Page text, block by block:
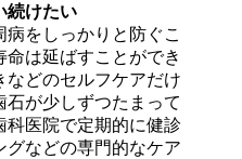
続けたい
病をしっかりと防ぐこ
命は延ばすことができ
などのセルフケアだけ
石が少しずつたまって
科医院で定期的に健診
グなどの専門的なケア